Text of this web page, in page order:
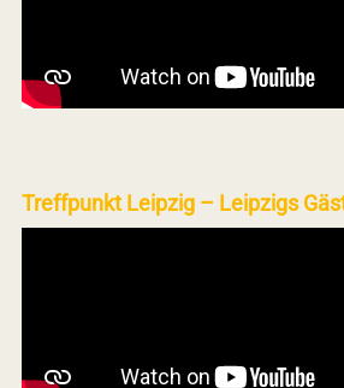
Treffpunkt Leipzig – Leipzigs